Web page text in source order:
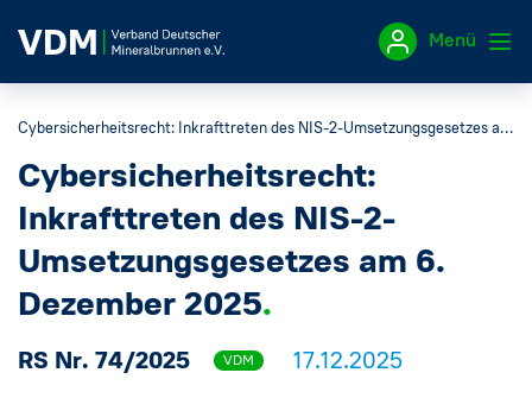
Menü
Impressum
Datenschutzerklärung
Cybersicherheitsrecht: Inkrafttreten des NIS-2-Umsetzungsgesetzes am 6. Dezember 2025
Cybersicherheitsrecht:
Inkrafttreten des NIS-2-
Umsetzungsgesetzes am 6.
Dezember 2025
RS Nr. 74/2025 VDM 17.12.2025